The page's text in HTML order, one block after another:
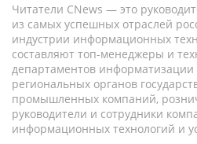
Читатели CNews — это
из самых успешных отраслей
индустрии информационных
составляют топ-менеджеры и
департаментов
региональных органов
промышленных компаний,
руководители и сотрудники
информационных технологий и